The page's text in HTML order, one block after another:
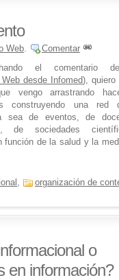
Web.
Comentar
el comentario
desde Infomed), quiero
vengo arrastrando
construyendo una red
sea de eventos, de
de sociedades
función de la salud y la
,
organización de
o
en información?